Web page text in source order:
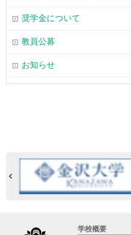
奨学金について
教員公募
お知らせ
学校概要